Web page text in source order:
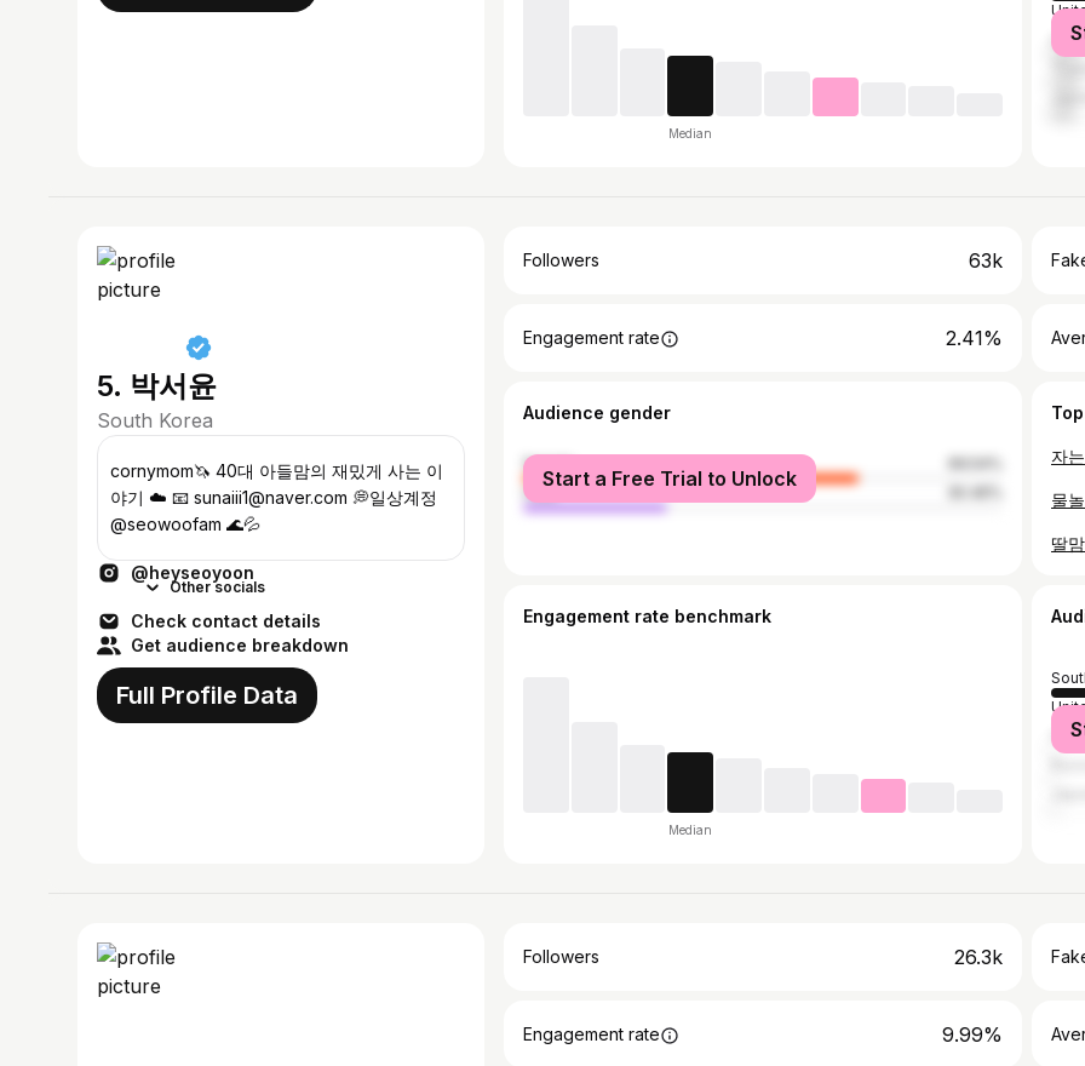
Median
5. 박서윤
South Korea
cornymom🦄 40대 아들맘의 재밌게 사는 이
야기 ☁️ 📧 sunaiii1@naver.com 💭일상계정
@seowoofam 🌊💦
@heyseoyoon
Other socials
Check contact details
Get audience breakdown
Full Profile Data
Followers 63k
Engagement rate 2.41%
Audience gender
female
male
Start a Free Trial to Unlock
Engagement rate benchmark
Median
India
Followers 26.3k
Engagement rate 9.99%